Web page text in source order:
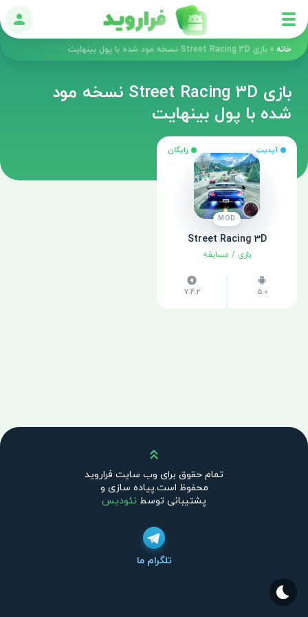
ورود
خانه » بازی Street Racing 3D نسخه مود شده با پول بینهایت
بازی Street Racing 3D نسخه مود
شده با پول بینهایت
آپدیت رایگان
MOD
Street Racing 3D
بازی / مسابقه
5.0
7.4.2
بالا
تمام حقوق برای وب سایت فراروید
محفوظ است.پیاده سازی و
پشتیبانی توسط نئودیس
تلگرام ما